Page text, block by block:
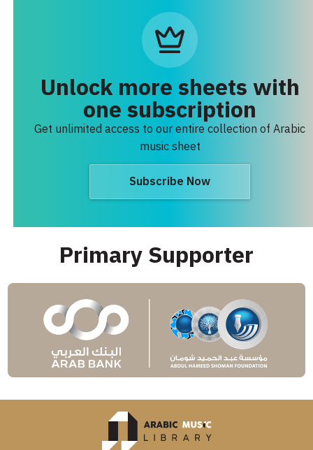
Unlock more sheets with
one subscription
Get unlimited access to our entire collection of Arabic
music sheet
Subscribe Now
Primary Supporter